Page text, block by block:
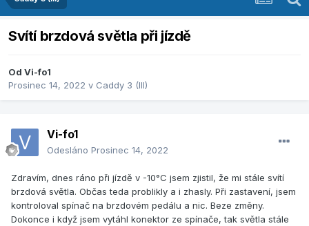
Svítí brzdová světla při jízdě
Od Vi-fo1
Prosinec 14, 2022 v Caddy 3 (III)
Vi-fo1
Odesláno Prosinec 14, 2022
Zdravím, dnes ráno při jízdě v -10°C jsem zjistil, že mi stále svítí
brzdová světla. Občas teda problikly a i zhasly. Při zastavení, jsem
kontroloval spínač na brzdovém pedálu a nic. Beze změny.
Dokonce i když jsem vytáhl konektor ze spínače, tak světla stále